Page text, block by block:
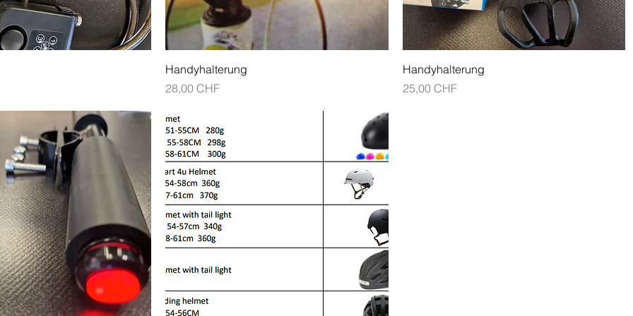
Schnellansicht
Handyhalterung
Preis
28,00 CHF
Schnellansicht
Handyhalterung
Preis
25,00 CHF